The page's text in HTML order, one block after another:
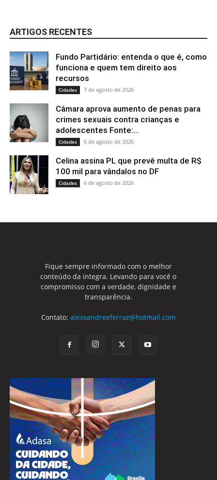
ARTIGOS RECENTES
Fundo Partidário: entenda o que é, como
funciona e quem tem direito aos
recursos
Cidades 7 de agosto de 2026
Câmara aprova aumento de penas para
crimes sexuais contra crianças e
adolescentes Fonte:...
Cidades 6 de agosto de 2026
Celina assina PL que prevê multa de R$
100 mil para vândalos no DF
Cidades 6 de agosto de 2026
Fique sempre informado com o melhor
conteúdo da integra. Levando para você o
compromisso com a verdade, dignidade e
transparência.
Contato: alexxandreeferraz@hotmail.com